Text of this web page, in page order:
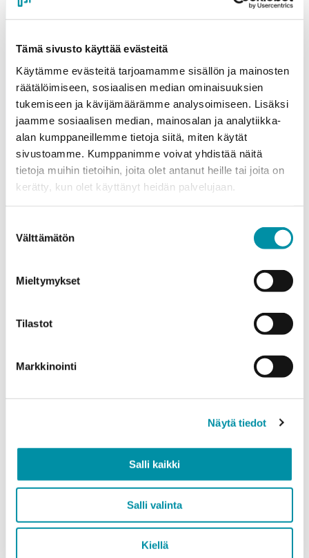
Tämä sivusto käyttää evästeitä
Käytämme evästeitä tarjoamamme sisällön ja mainosten
räätälöimiseen, sosiaalisen median ominaisuuksien
tukemiseen ja kävijämäärämme analysoimiseen. Lisäksi
jaamme sosiaalisen median, mainosalan ja analytiikka-
alan kumppaneillemme tietoja siitä, miten käytät
sivustoamme. Kumppanimme voivat yhdistää näitä
tietoja muihin tietoihin, joita olet antanut heille tai joita on
kerätty, kun olet käyttänyt heidän palvelujaan.
valinta
Välttämätön
Mieltymykset
Tilastot
Markkinointi
Näytä tiedot
Salli kaikki
Salli valinta
Kiellä
Sähköposti*
Puhelinnumero
Määrä (m)
Paino (kg)
EN AW-6063 (min. 250kg)
EN AW-6082 (min. 500kg)